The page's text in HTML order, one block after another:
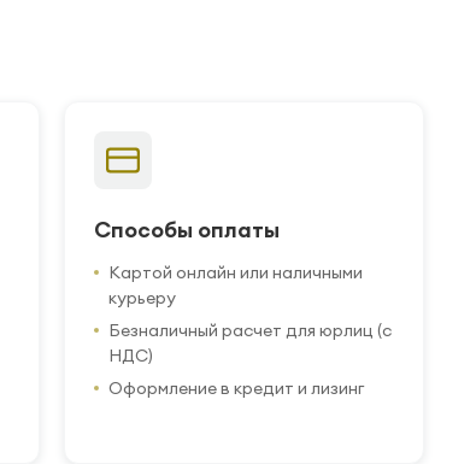
Способы оплаты
Картой онлайн или наличными
курьеру
Безналичный расчет для юрлиц (с
НДС)
Оформление в кредит и лизинг